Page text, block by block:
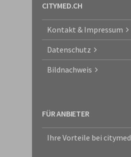
CITYMED.CH
Kontakt & Impressum
Datenschutz
Bildnachweis
FÜR ANBIETER
Ihre Vorteile bei citymed